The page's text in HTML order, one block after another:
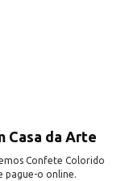
Casa da Arte
Confete Colorido
pague-o online.